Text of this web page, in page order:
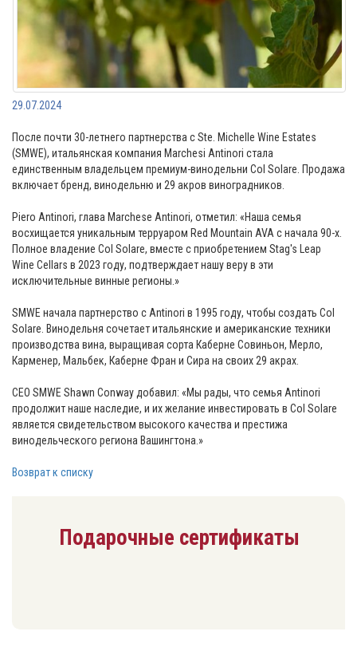
29.07.2024
После почти 30-летнего партнерства с Ste. Michelle Wine Estates
(SMWE), итальянская компания Marchesi Antinori стала
единственным владельцем премиум-винодельни Col Solare. Продажа
включает бренд, винодельню и 29 акров виноградников.
Piero Antinori, глава Marchese Antinori, отметил: «Наша семья
восхищается уникальным терруаром Red Mountain AVA с начала 90-х.
Полное владение Col Solare, вместе с приобретением Stag's Leap
Wine Cellars в 2023 году, подтверждает нашу веру в эти
исключительные винные регионы.»
SMWE начала партнерство с Antinori в 1995 году, чтобы создать Col
Solare. Винодельня сочетает итальянские и американские техники
производства вина, выращивая сорта Каберне Совиньон, Мерло,
Карменер, Мальбек, Каберне Фран и Сира на своих 29 акрах.
CEO SMWE Shawn Conway добавил: «Мы рады, что семья Antinori
продолжит наше наследие, и их желание инвестировать в Col Solare
является свидетельством высокого качества и престижа
винодельческого региона Вашингтона.»
Возврат к списку
Подарочные сертификаты